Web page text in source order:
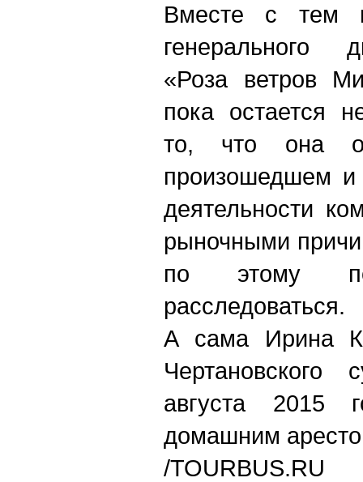
Вместе с тем
генерального
«Роза ветров
пока остается
то, что она
произошедшем и
деятельности
рыночными
по этому
расследоваться.
А сама Ирина
августа 2015
домашним
/TOURBUS.RU